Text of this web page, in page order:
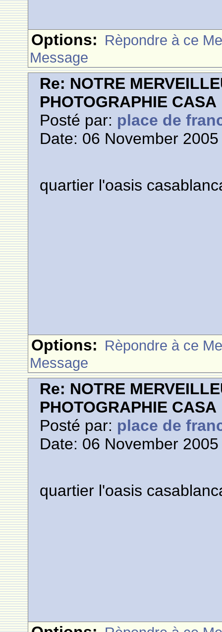
Options: Rèpondre à ce
Message
Re: NOTRE
PHOTOGRAPHIE CASA
Posté par: place de
Date: 06 November
quartier l'oasis
Options: Rèpondre à ce
Message
Re: NOTRE
PHOTOGRAPHIE CASA
Posté par: place de
Date: 06 November
quartier l'oasis